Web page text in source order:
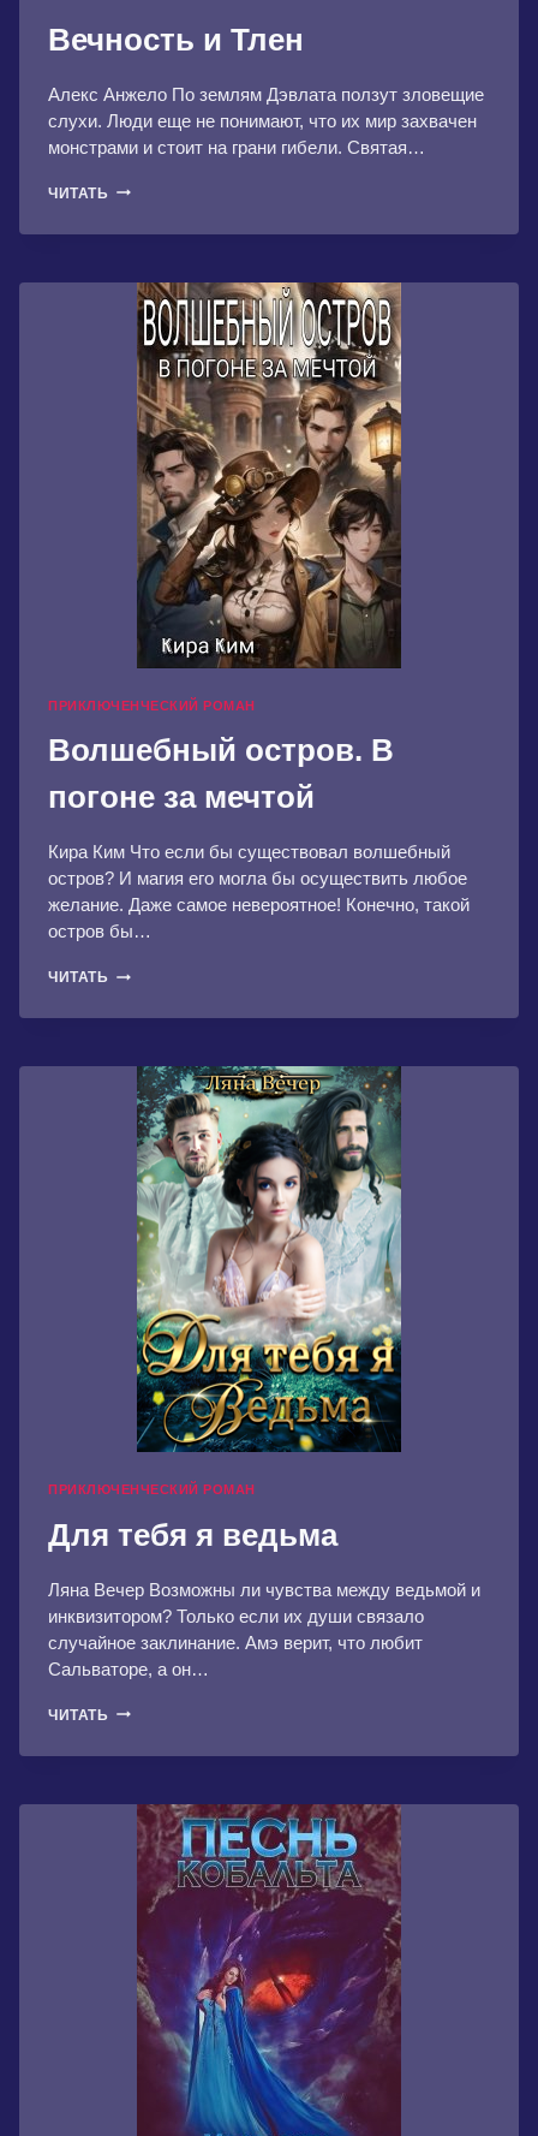
Вечность и Тлен
Алекс Анжело По землям Дэвлата ползут зловещие
слухи. Люди еще не понимают, что их мир захвачен
монстрами и стоит на грани гибели. Святая…
ЧИТАТЬ ВЕЧНОСТЬ
ТЛЕН
ПРИКЛЮЧЕНЧЕСКИЙ РОМАН
Волшебный остров. В
погоне за мечтой
Кира Ким Что если бы существовал волшебный
остров? И магия его могла бы осуществить любое
желание. Даже самое невероятное! Конечно, такой
остров бы…
ЧИТАТЬ ВОЛШЕБНЫЙ
В
МЕЧТОЙ
ПРИКЛЮЧЕНЧЕСКИЙ РОМАН
Для тебя я ведьма
Ляна Вечер Возможны ли чувства между ведьмой и
инквизитором? Только если их души связало
случайное заклинание. Амэ верит, что любит
Сальваторе, а он…
ЧИТАТЬ ДЛЯ
Я